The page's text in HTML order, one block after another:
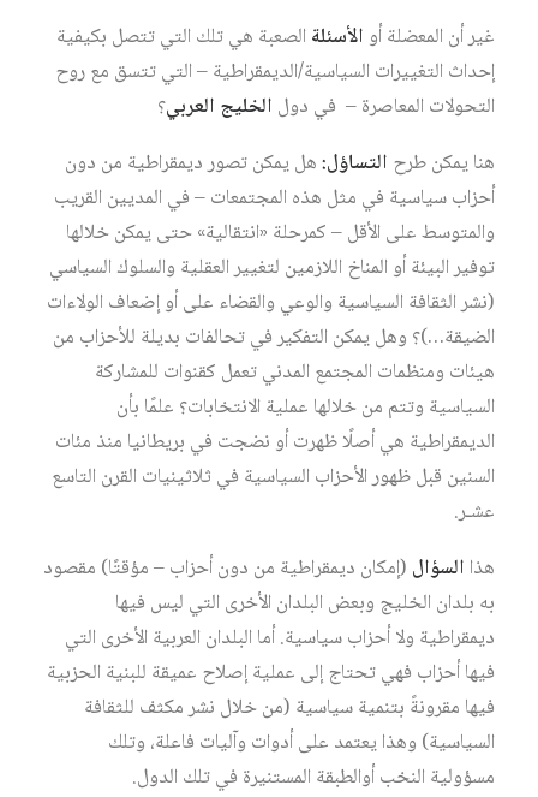
غير أن المعضلة أو الأسئلة الصعبة هي تلك التي تتصل بكيفية
إحداث التغييرات السياسية/الديمقراطية – التي تتسق مع روح
التحولات المعاصرة – في دول الخليج العربي؟
هنا يمكن طرح التساؤل:هل يمكن تصور ديمقراطية من دون
أحزاب سياسية في مثل هذه المجتمعات – في المديين القريب
والمتوسط على الأقل – كمرحلة «انتقالية» حتى يمكن خلالها
توفير البيئة أو المناخ اللازمين لتغيير العقلية والسلوك السياسي
(نشر الثقافة السياسية والوعي والقضاء على أو إضعاف الولاءات
الضيقة…)؟ وهل يمكن التفكير في تحالفات بديلة للأحزاب من
هيئات ومنظمات المجتمع المدني تعمل كقنوات للمشاركة
السياسية وتتم من خلالها عملية الانتخابات؟ علمًا بأن
الديمقراطية هي أصلًا ظهرت أو نضجت في بريطانيا منذ مئات
السنين قبل ظهور الأحزاب السياسية في ثلاثينيات القرن التاسع
عشـر.
هذا السؤال (إمكان ديمقراطية من دون أحزاب – مؤقتًا) مقصود
به بلدان الخليج وبعض البلدان الأخرى التي ليس فيها
ديمقراطية ولا أحزاب سياسية. أما البلدان العربية الأخرى التي
فيها أحزاب فهي تحتاج إلى عملية إصلاح عميقة للبنية الحزبية
فيها مقرونةً بتنمية سياسية (من خلال نشر مكثف للثقافة
السياسية) وهذا يعتمد على أدوات وآليات فاعلة، وتلك
مسؤولية النخب أوالطبقة المستنيرة في تلك الدول.